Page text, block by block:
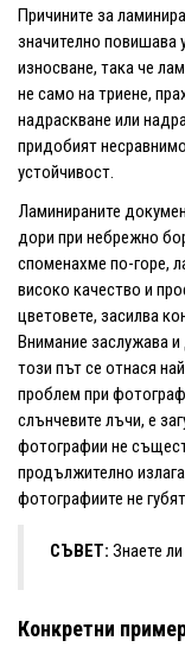
Причините за
значително повишава
износване, така че
не само на триене,
надраскване или
придобият
устойчивост.
Ламинираните
дори при небрежно
споменахме по-горе,
високо качество и
цветовете, засилва
Внимание заслужава
този път се отнася
проблем при
слънчевите лъчи, е
фотографии не
продължително
фотографиите не
СЪВЕТ: Знаете ли
Конкретни